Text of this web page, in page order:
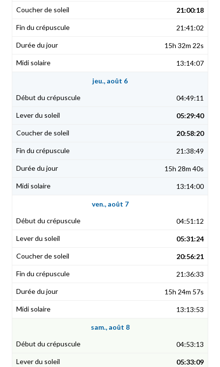
21:00:18
21:41:02
15h 32m 22s
13:14:07
jeu., août 6
04:49:11
05:29:40
20:58:20
21:38:49
15h 28m 40s
13:14:00
ven., août 7
04:51:12
05:31:24
20:56:21
21:36:33
15h 24m 57s
13:13:53
sam., août 8
04:53:13
05:33:09